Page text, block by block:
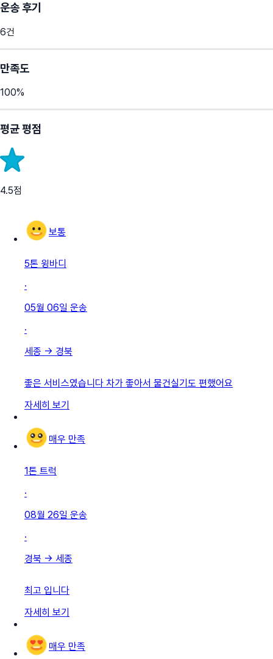
운송 후기
6건
만족도
100%
평균 평점
4.5점
보통
5톤 윙바디
·
05월 06일 운송
·
세종 → 경북
좋은 서비스였습니다 차가 좋아서 물건실기도 편했어요
자세히 보기
매우 만족
1톤 트럭
·
08월 26일 운송
·
경북 → 세종
최고 입니다
자세히 보기
매우 만족